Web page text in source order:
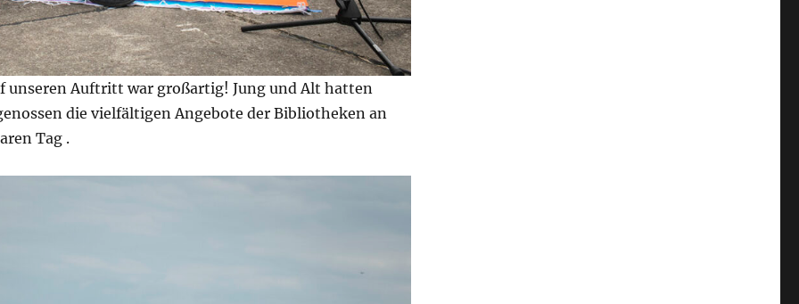
unseren Auftritt war großartig! Jung und Alt hatten
die vielfältigen Angebote der Bibliotheken an
Tag .